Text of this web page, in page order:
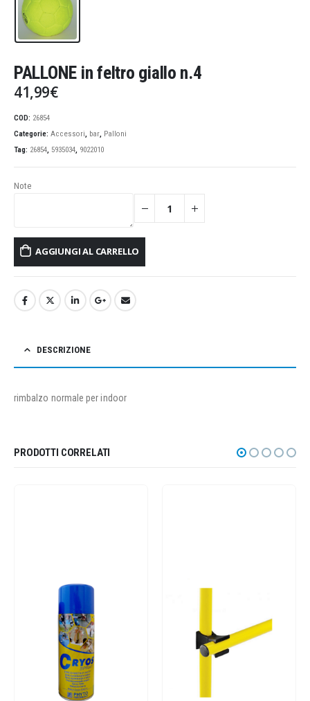
PALLONE in feltro giallo n.4
41,99€
COD: 26854
Categorie: Accessori, bar, Palloni
Tag: 26854, 5935034, 9022010
Note
AGGIUNGI AL CARRELLO
DESCRIZIONE
rimbalzo normale per indoor
PRODOTTI CORRELATI